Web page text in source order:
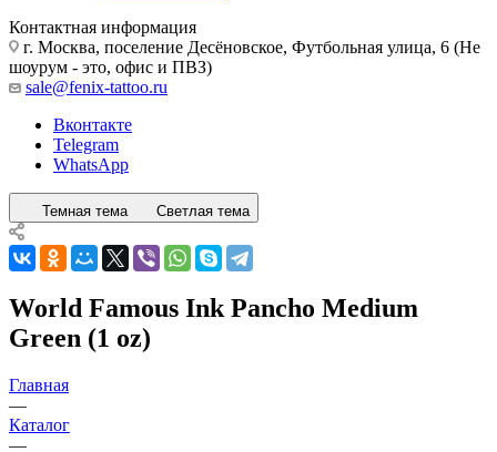
Контактная информация
г. Москва, поселение Десёновское, Футбольная улица, 6 (Не
шоурум - это, офис и ПВЗ)
sale@fenix-tattoo.ru
Вконтакте
Telegram
WhatsApp
Темная тема Светлая тема
World Famous Ink Pancho Medium
Green (1 oz)
Главная
—
Каталог
—